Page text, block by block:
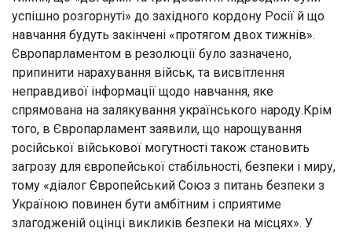
успішно розгорнуті» до західного кордону Росії й що
навчання будуть закінчені «протягом двох тижнів».
Європарламентом в резолюції було зазначено,
припинити нарахування військ, та висвітлення
неправдивої інформації щодо навчання, яке
спрямована на залякування українського народу.Крім
того, в Європарламент заявили, що нарощування
російської військової могутності також становить
загрозу для європейської стабільності, безпеки і миру,
тому «діалог Європейський Союз з питань безпеки з
Україною повинен бути амбітним і сприятиме
злагодженій оцінці викликів безпеки на місцях». У